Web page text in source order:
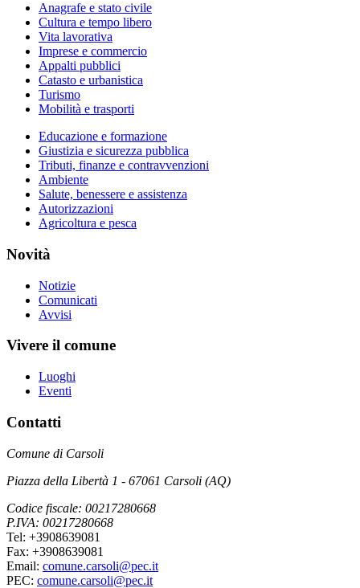
Anagrafe e stato civile
Cultura e tempo libero
Vita lavorativa
Imprese e commercio
Appalti pubblici
Catasto e urbanistica
Turismo
Mobilità e trasporti
Educazione e formazione
Giustizia e sicurezza pubblica
Tributi, finanze e contravvenzioni
Ambiente
Salute, benessere e assistenza
Autorizzazioni
Agricoltura e pesca
Novità
Notizie
Comunicati
Avvisi
Vivere il comune
Luoghi
Eventi
Contatti
Comune di Carsoli
Piazza della Libertà 1 - 67061 Carsoli (AQ)
Codice fiscale: 00217280668
P.IVA: 00217280668
Tel: +3908639081
Fax: +3908639081
Email: comune.carsoli@pec.it
PEC: comune.carsoli@pec.it